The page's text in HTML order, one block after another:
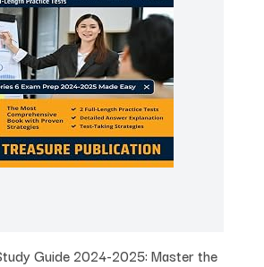
Guide 2024-2025: Master the